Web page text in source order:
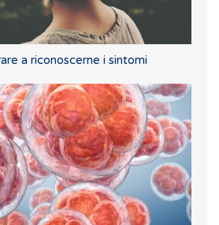
a riconoscerne i sintomi